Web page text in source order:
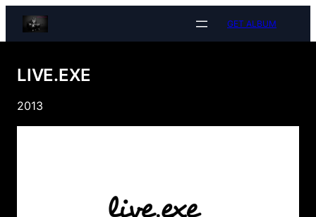
Přeskočit
GET ALBUM
LIVE.EXE
2013